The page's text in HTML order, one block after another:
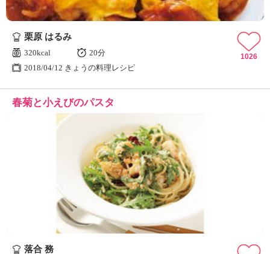
栗原 はるみ
320kcal
20分
2018/04/12 きょうの料理レシピ
1026
春菊と小えびのパスタ
落合 務